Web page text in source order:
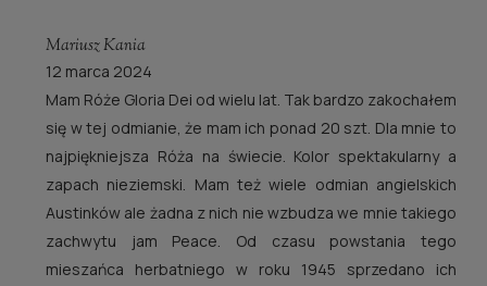
Mariusz Kania
12 marca 2024
Mam Róże Gloria Dei od wielu lat. Tak bardzo zakochałem
się w tej odmianie, że mam ich ponad 20 szt. Dla mnie to
najpiękniejsza Róża na świecie. Kolor spektakularny a
zapach nieziemski. Mam też wiele odmian angielskich
Austinków ale żadna z nich nie wzbudza we mnie takiego
zachwytu jam Peace. Od czasu powstania tego
mieszańca herbatniego w roku 1945 sprzedano ich